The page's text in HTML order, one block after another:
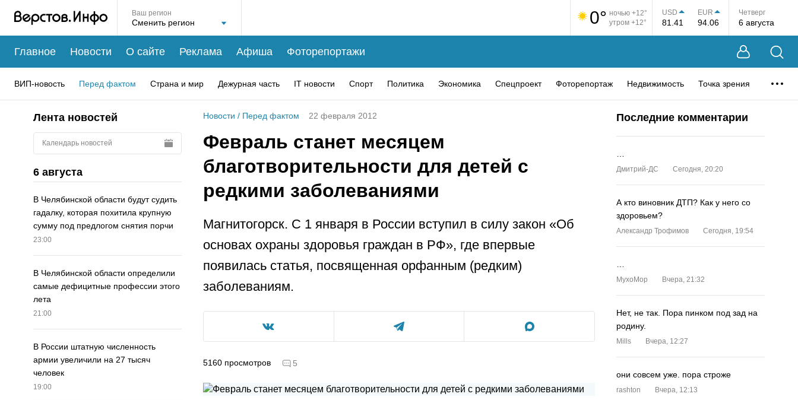
Ваш регион 0° ночью +12°
утром +12°
USD
81.41
EUR
94.06
Четверг
6 августа
Главное Новости О сайте Реклама Афиша Фоторепортажи
ВИП-новость Перед фактом Страна и мир Дежурная часть IT новости Спорт Политика Экономика Спецпроект Фоторепортаж Недвижимость Точка зрения
Лента новостей
Календарь новостей
6 августа
В Челябинской области будут судить
гадалку, которая похитила крупную
сумму под предлогом снятия порчи
23:00
В Челябинской области определили
самые дефицитные профессии этого
лета
21:00
В России штатную численность
армии увеличили на 27 тысяч
человек
19:00
Новости / Перед фактом 22 февраля 2012
Февраль станет месяцем
благотворительности для детей с
редкими заболеваниями
Магнитогорск. С 1 января в России вступил в силу закон «Об
основах охраны здоровья граждан в РФ», где впервые
появилась статья, посвященная орфанным (редким)
заболеваниям.
5160 просмотров 5
Последние комментарии
Дмитрий-ДС Сегодня, 20:20
А кто виновник ДТП? Как у него со
здоровьем?
Александр Трофимов Сегодня, 19:54
MyxoMop Вчера, 21:32
Нет, не так. Пора пинком под зад на
родину.
Mills Вчера, 12:27
они совсем уже. пора строже
rashton Вчера, 12:13